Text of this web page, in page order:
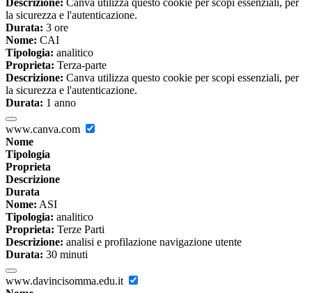
Descrizione: Canva utilizza questo cookie per scopi essenziali, per
la sicurezza e l'autenticazione.
Durata: 3 ore
Nome: CAI
Tipologia: analitico
Proprieta: Terza-parte
Descrizione: Canva utilizza questo cookie per scopi essenziali, per
la sicurezza e l'autenticazione.
Durata: 1 anno
www.canva.com
Nome
Tipologia
Proprieta
Descrizione
Durata
Nome: ASI
Tipologia: analitico
Proprieta: Terze Parti
Descrizione: analisi e profilazione navigazione utente
Durata: 30 minuti
www.davincisomma.edu.it